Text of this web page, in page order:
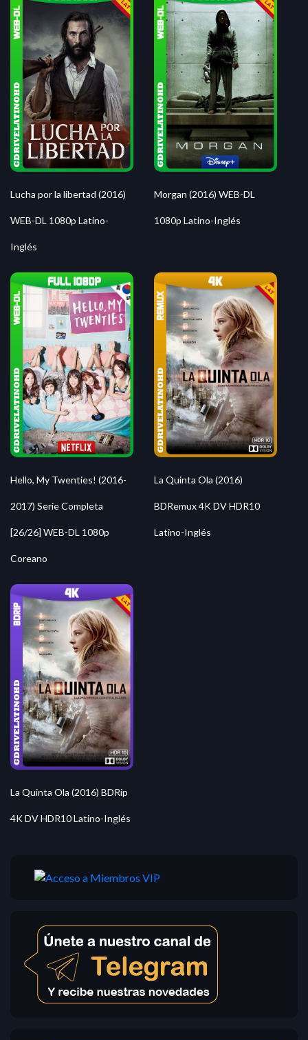
Lucha por la libertad (2016)
WEB-DL 1080p Latino-
Inglés
Morgan (2016) WEB-DL
1080p Latino-Inglés
Hello, My Twenties! (2016-
2017) Serie Completa
[26/26] WEB-DL 1080p
Coreano
La Quinta Ola (2016)
BDRemux 4K DV HDR10
Latino-Inglés
La Quinta Ola (2016) BDRip
4K DV HDR10 Latino-Inglés